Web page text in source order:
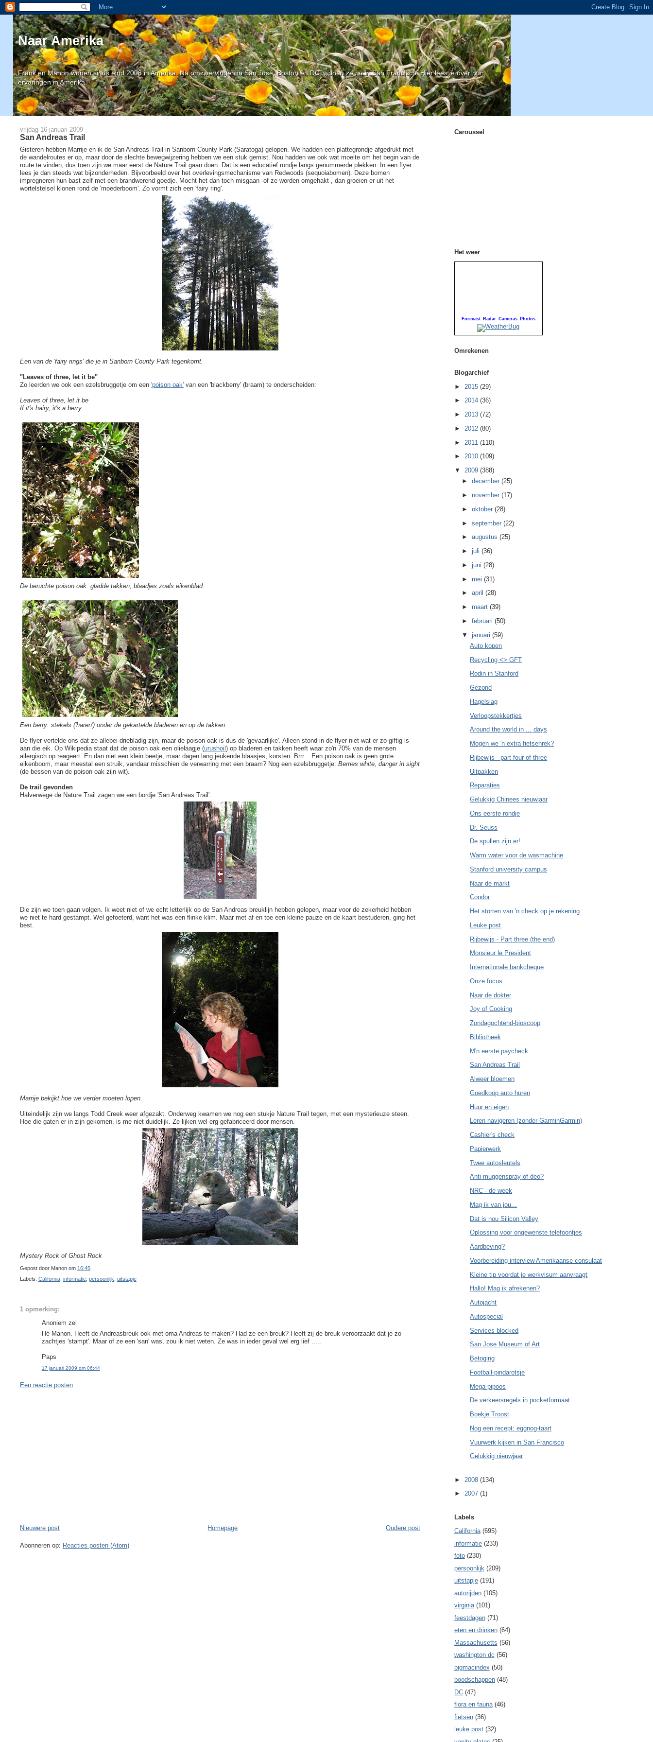
Naar Amerika
Frank en Manon wonen sinds eind 2008 in Amerika. Na omzwervingen in San Jose, Boston en DC, wonen ze nu in San Francisco. Hier lees je over hun
ervaringen in Amerika.
vrijdag 16 januari 2009
San Andreas Trail
Gisteren hebben Marrije en ik de San Andreas Trail in Sanborn County Park (Saratoga) gelopen. We hadden een plattegrondje afgedrukt met
de wandelroutes er op, maar door de slechte bewegwijzering hebben we een stuk gemist. Nou hadden we ook wat moeite om het begin van de
route te vinden, dus toen zijn we maar eerst de Nature Trail gaan doen. Dat is een educatief rondje langs genummerde plekken. In een flyer
lees je dan steeds wat bijzonderheden. Bijvoorbeeld over het overlevingsmechanisme van Redwoods (sequoiabomen). Deze bomen
impregneren hun bast zelf met een brandwerend goedje. Mocht het dan toch misgaan -of ze worden omgehakt-, dan groeien er uit het
wortelstelsel klonen rond de 'moederboom'. Zo vormt zich een 'fairy ring'.
Een van de 'fairy rings' die je in Sanborn County Park tegenkomt.
"Leaves of three, let it be"
Zo leerden we ook een ezelsbruggetje om een 'poison oak'van een 'blackberry' (braam) te onderscheiden:
Leaves of three, let it be
If it's hairy, it's a berry
De beruchte poison oak: gladde takken, blaadjes zoals eikenblad.
Een berry: stekels ('haren') onder de gekartelde bladeren en op de takken.
De flyer vertelde ons dat ze allebei driebladig zijn, maar de poison oak is dus de 'gevaarlijke'. Alleen stond in de flyer niet wat er zo giftig is
aan die eik. Op Wikipedia staat dat de poison oak een olielaagje (urushoil ) op bladeren en takken heeft waar zo'n 70% van de mensen
allergisch op reageert. En dan niet een klein beetje, maar dagen lang jeukende blaasjes, korsten. Brrr... Een poison oak is geen grote
eikenboom, maar meestal een struik, vandaar misschien de verwarring met een braam? Nog een ezelsbruggetje: Berries white, danger in sight
(de bessen van de poison oak zijn wit).
De trail gevonden
Halverwege de Nature Trail zagen we een bordje 'San Andreas Trail'.
Die zijn we toen gaan volgen. Ik weet niet of we echt letterlijk op de San Andreas breuklijn hebben gelopen, maar voor de zekerheid hebben
we niet te hard gestampt. Wel gefoeterd, want het was een flinke klim. Maar met af en toe een kleine pauze en de kaart bestuderen, ging het
best.
Marrije bekijkt hoe we verder moeten lopen.
Uiteindelijk zijn we langs Todd Creek weer afgezakt. Onderweg kwamen we nog een stukje Nature Trail tegen, met een mysterieuze steen.
Hoe die gaten er in zijn gekomen, is me niet duidelijk. Ze lijken wel erg gefabriceerd door mensen.
Mystery Rock of Ghost Rock
Gepost door Manon om 16:45
Labels: California, informatie, persoonlijk, uitstapje
1 opmerking:
Anoniem zei
Hé Manon. Heeft de Andreasbreuk ook met oma Andreas te maken? Had ze een breuk? Heeft zij de breuk veroorzaakt dat je zo
zachtjes 'stampt'. Maar of ze een 'san' was, zou ik niet weten. Ze was in ieder geval wel erg lief .....
Paps
17 januari 2009 om 06:44
Een reactie posten
Nieuwere post Oudere post
Homepage
Abonneren op: Reacties posten (Atom)
Caroussel
Het weer
Forecast Radar Cameras Photos
Omrekenen
Blogarchief
► 2015 (29)
► 2014 (36)
► 2013 (72)
► 2012 (80)
► 2011 (110)
► 2010 (109)
▼ 2009 (388)
►december(25)
►november(17)
►oktober(28)
►september(22)
►augustus(25)
►juli(36)
►juni(28)
►mei(31)
►april(28)
►maart(39)
►februari(50)
▼januari(59)
Auto kopen
Recycling <> GFT
Rodin in Stanford
Gezond
Hagelslag
Verloopstekkertjes
Around the world in ... days
Mogen we 'n extra fietsenrek?
Rijbewijs - part four of three
Uitpakken
Reparaties
Gelukkig Chinees nieuwjaar
Ons eerste rondje
Dr. Seuss
De spullen zijn er!
Warm water voor de wasmachine
Stanford university campus
Naar de markt
Condor
Het storten van 'n check op je rekening
Leuke post
Rijbewijs - Part three (the end)
Monsieur le President
Internationale bankcheque
Onze focus
Naar de dokter
Joy of Cooking
Zondagochtend-bioscoop
Bibliotheek
M'n eerste paycheck
San Andreas Trail
Alweer bloemen
Goedkoop auto huren
Huur en eigen
Leren navigeren (zonder GarminGarmin)
Cashier's check
Papierwerk
Twee autosleutels
Anti-muggenspray of deo?
NRC - de week
Mag ik van jou...
Dat is nou Silicon Valley
Oplossing voor ongewenste telefoontjes
Aardbeving?
Voorbereiding interview Amerikaanse consulaat
Kleine tip voordat je werkvisum aanvraagt
Hallo! Mag ik afrekenen?
Autojacht
Autospecial
Services blocked
San Jose Museum of Art
Betoging
Football-pindarotsje
Mega-pipoos
De verkeersregels in pocketformaat
Boekje Troost
Nog een recept: eggnog-taart
Vuurwerk kijken in San Francisco
Gelukkig nieuwjaar
► 2008 (134)
► 2007 (1)
Labels
California (695)
informatie (233)
foto (230)
persoonlijk (209)
uitstapje (191)
autorijden (105)
virginia (101)
feestdagen (71)
eten en drinken (64)
Massachusetts (56)
washington dc (56)
bigmacindex (50)
boodschappen (48)
DC (47)
flora en fauna (46)
fietsen (36)
leuke post (32)